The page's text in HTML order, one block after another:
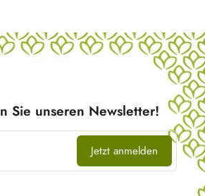
Sie unseren Newsletter!
Jetzt anmelden